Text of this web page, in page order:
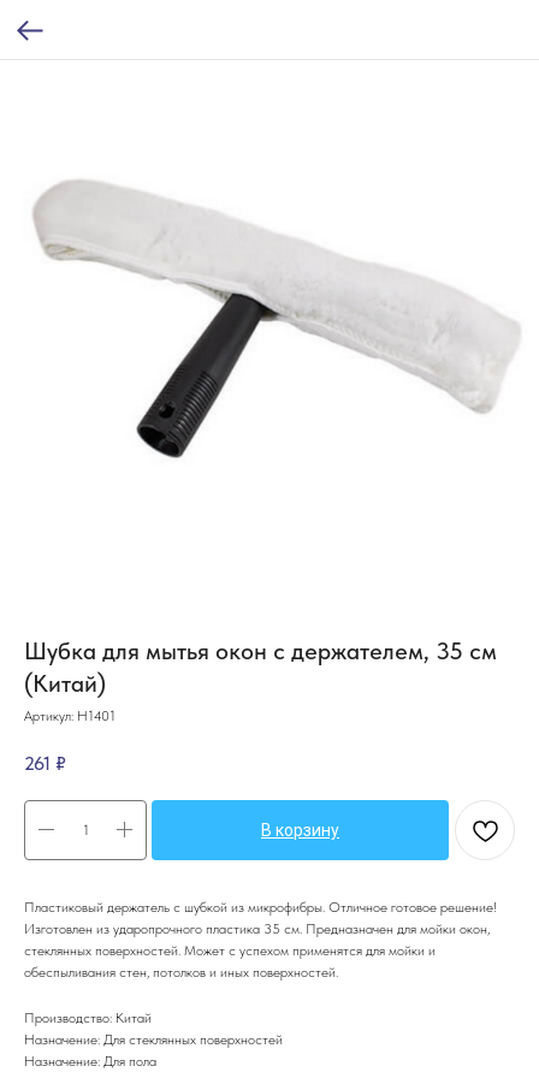
Шубка для мытья окон с держателем, 35 см
(Китай)
Артикул: Н1401
261 ₽
В корзину
Пластиковый держатель с шубкой из микрофибры. Отличное готовое решение!
Изготовлен из ударопрочного пластика 35 см. Предназначен для мойки окон,
стеклянных поверхностей. Может с успехом применятся для мойки и
обеспыливания стен, потолков и иных поверхностей.
Производство: Китай
Назначение: Для стеклянных поверхностей
Назначение: Для пола